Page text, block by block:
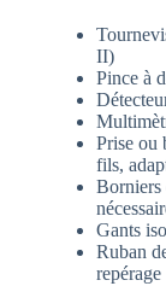
II)
Pince à
Prise ou
fils,
Borniers
Gants
Ruban
repérage